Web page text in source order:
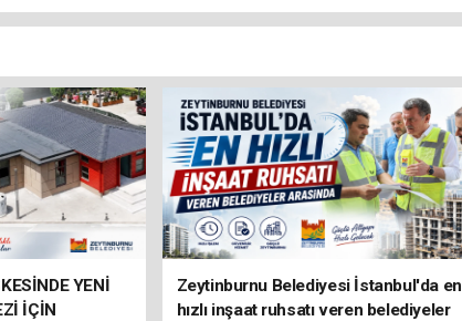
YENİ
İÇİN
Zeytinburnu Belediyesi İstanbul'da en
hızlı inşaat ruhsatı veren belediyeler